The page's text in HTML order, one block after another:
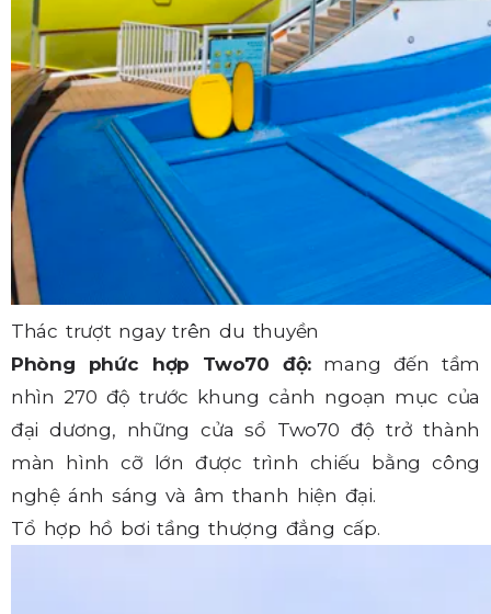
Thác trượt ngay trên du thuyền
Phòng phức hợp Two70 độ: mang đến tầm
nhìn 270 độ trước khung cảnh ngoạn mục của
đại dương, những cửa sổ Two70 độ trở thành
màn hình cỡ lớn được trình chiếu bằng công
nghệ ánh sáng và âm thanh hiện đại.
Tổ hợp hồ bơi tầng thượng đẳng cấp.